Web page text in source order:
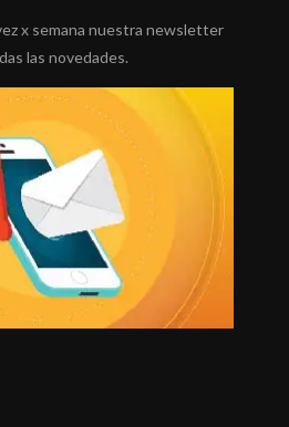
x semana nuestra newsletter
las novedades.